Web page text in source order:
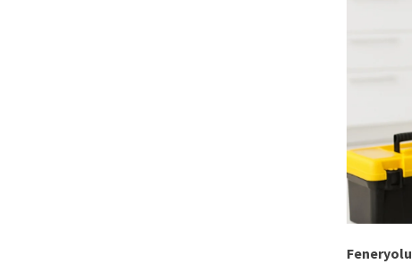
Feneryolu